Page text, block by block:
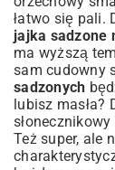
łatwo się pali.
jajka sadzone
ma wyższą
sam cudowny
sadzonych
lubisz masła?
Też super, ale